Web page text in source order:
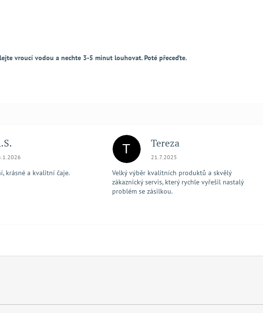
vroucí vodou a nechte 3-5 minut louhovat. Poté přeceďte.
obchodu je 5 z 5 hvězdiček.
krásné a kvalitní čaje.
T Tereza
Hodnocení obchodu je 5 z 5 hvězdiček.
21.7.2025
Velký výběr kvalitních produktů a skvělý
zákaznický servis, který rychle vyřešil nastalý
problém se zásilkou.